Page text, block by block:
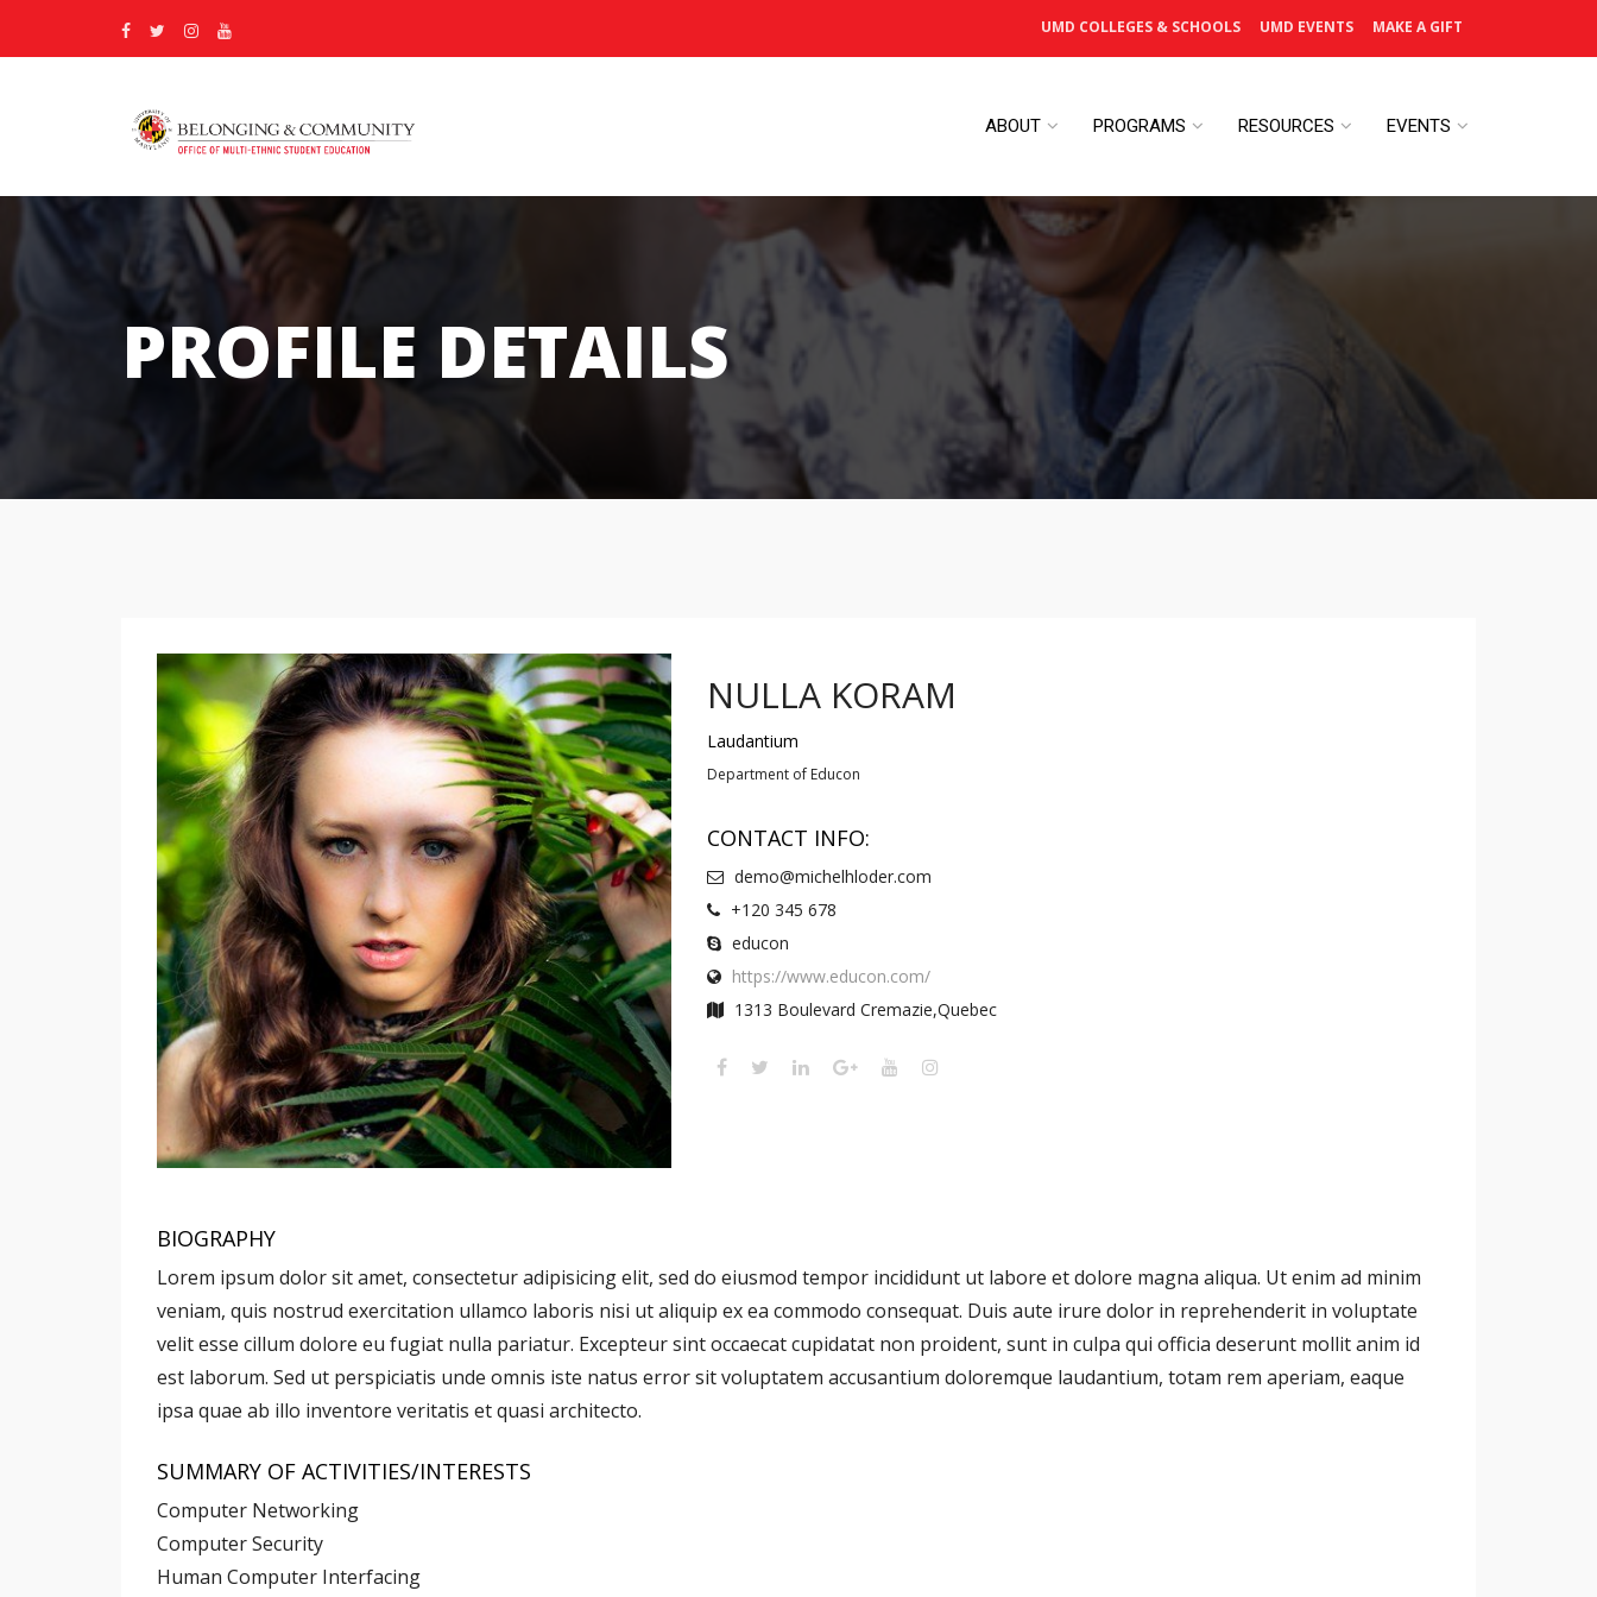
UMD COLLEGES & SCHOOLS UMD EVENTS MAKE A GIFT
ABOUT PROGRAMS RESOURCES EVENTS
PROFILE DETAILS
NULLA KORAM
Laudantium
Department of Educon
CONTACT INFO:
demo@michelhloder.com
+120 345 678
educon
https://www.educon.com/
1313 Boulevard Cremazie,Quebec
BIOGRAPHY
Lorem ipsum dolor sit amet, consectetur adipisicing elit, sed do eiusmod tempor incididunt ut labore et dolore magna aliqua. Ut enim ad minim
veniam, quis nostrud exercitation ullamco laboris nisi ut aliquip ex ea commodo consequat. Duis aute irure dolor in reprehenderit in voluptate
velit esse cillum dolore eu fugiat nulla pariatur. Excepteur sint occaecat cupidatat non proident, sunt in culpa qui officia deserunt mollit anim id
est laborum. Sed ut perspiciatis unde omnis iste natus error sit voluptatem accusantium doloremque laudantium, totam rem aperiam, eaque
ipsa quae ab illo inventore veritatis et quasi architecto.
SUMMARY OF ACTIVITIES/INTERESTS
Computer Networking
Computer Security
Human Computer Interfacing